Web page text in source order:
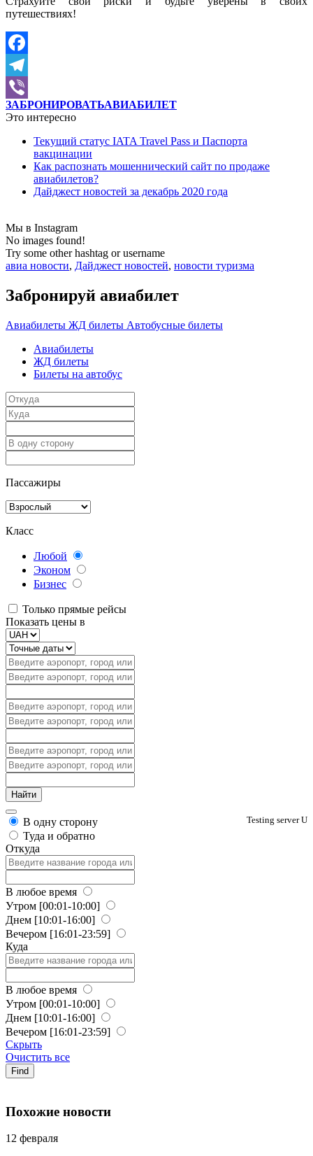
путешествиях!
Facebook
Telegram
Viber
ЗАБРОНИРОВАТЬАВИАБИЛЕТ
Это интересно
Текущий статус IATA Travel Pass и Паспорта
вакцинации
Как распознать мошеннический сайт по продаже
авиабилетов?
Дайджест новостей за декабрь 2020 года
Мы в Instagram
No images found!
Try some other hashtag or username
авиа новости, Дайджест новостей, новости туризма
Забронируй авиабилет
Авиабилеты ЖД билеты Автобусные билеты
Авиабилеты
ЖД билеты
Билеты на автобус
Пассажиры
Класс
Любой
Эконом
Бизнес
Только прямые рейсы
Показать цены в
Testing server U
В одну сторону
Туда и обратно
Откуда
В любое время
Утром [00:01-10:00]
Днем [10:01-16:00]
Вечером [16:01-23:59]
Куда
В любое время
Утром [00:01-10:00]
Днем [10:01-16:00]
Вечером [16:01-23:59]
Скрыть
Очистить все
Find
Похожие новости
12 февраля